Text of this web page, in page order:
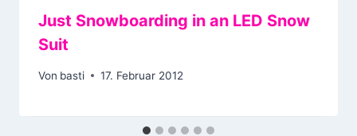
Just Snowboarding in an LED Snow
Suit
Von basti 17. Februar 2012